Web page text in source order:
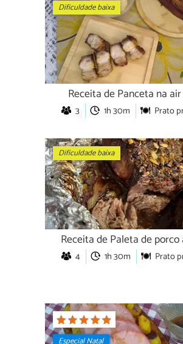
Dificuldade baixa
Receita de Panceta na
3 1h 30m Prato
Dificuldade baixa
Receita de Paleta de porco
4 1h 30m Prato
Especial Natal